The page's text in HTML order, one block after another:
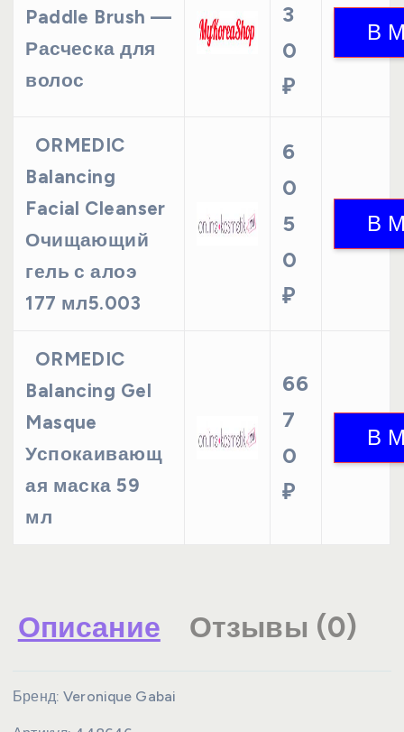
Paddle Brush —
Расческа для
волос
3
0
₽
ORMEDIC
Balancing
Facial Cleanser
Очищающий
гель с алоэ
177 мл5.003
6
0
5
0
₽
ORMEDIC
Balancing Gel
Masque
Успокаивающ
ая маска 59
мл
66
7
0
₽
Описание Отзывы (0)
Бренд:Veronique Gabai